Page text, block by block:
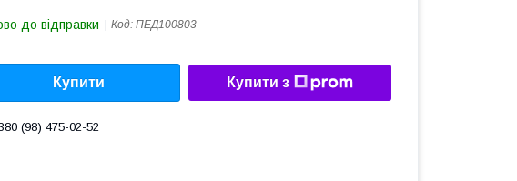
до відправки Код: ПЕД100803
Купити Купити з
(98) 475-02-52